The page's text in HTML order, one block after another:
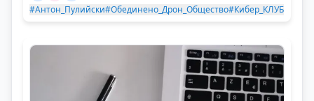
#Антон_Пулийски#Обединено_Дрон_Общество#Кибер_КЛУБ